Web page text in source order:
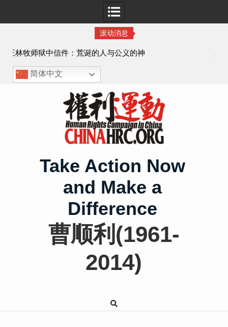
滚动消息
神 顾玲娣：涉黑涉恶刑事报案信
简体中文
Take Action Now
and Make a
Difference
曹顺利(1961-
2014)